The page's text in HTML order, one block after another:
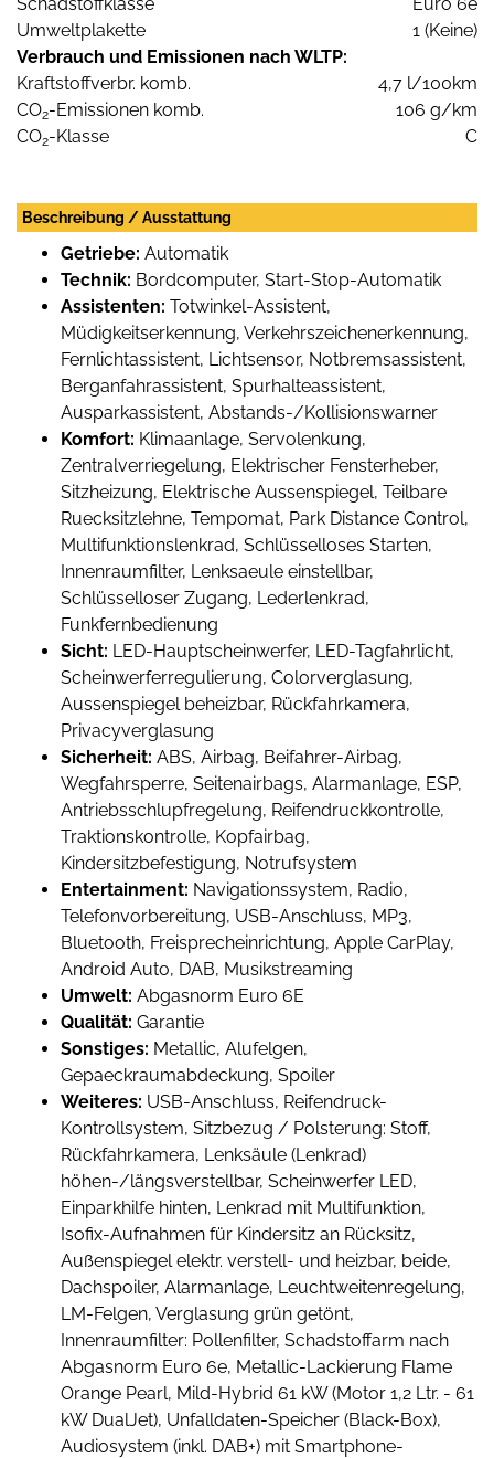
Umweltplakette
1 (Keine)
Verbrauch und Emissionen nach WLTP:
Kraftstoffverbr. komb.
4,7 l/100km
CO2-Emissionen komb.
106 g/km
CO2-Klasse C
Beschreibung / Ausstattung
Getriebe: Automatik
Technik: Bordcomputer, Start-Stop-Automatik
Assistenten: Totwinkel-Assistent,
Müdigkeitserkennung, Verkehrszeichenerkennung,
Fernlichtassistent, Lichtsensor, Notbremsassistent,
Berganfahrassistent, Spurhalteassistent,
Ausparkassistent, Abstands-/Kollisionswarner
Komfort: Klimaanlage, Servolenkung,
Zentralverriegelung, Elektrischer Fensterheber,
Sitzheizung, Elektrische Aussenspiegel, Teilbare
Ruecksitzlehne, Tempomat, Park Distance Control,
Multifunktionslenkrad, Schlüsselloses Starten,
Innenraumfilter, Lenksaeule einstellbar,
Schlüsselloser Zugang, Lederlenkrad,
Funkfernbedienung
Sicht: LED-Hauptscheinwerfer, LED-Tagfahrlicht,
Scheinwerferregulierung, Colorverglasung,
Aussenspiegel beheizbar, Rückfahrkamera,
Privacyverglasung
Sicherheit: ABS, Airbag, Beifahrer-Airbag,
Wegfahrsperre, Seitenairbags, Alarmanlage, ESP,
Antriebsschlupfregelung, Reifendruckkontrolle,
Traktionskontrolle, Kopfairbag,
Kindersitzbefestigung, Notrufsystem
Entertainment: Navigationssystem, Radio,
Telefonvorbereitung, USB-Anschluss, MP3,
Bluetooth, Freisprecheinrichtung, Apple CarPlay,
Android Auto, DAB, Musikstreaming
Umwelt: Abgasnorm Euro 6E
Qualität: Garantie
Sonstiges: Metallic, Alufelgen,
Gepaeckraumabdeckung, Spoiler
Weiteres: USB-Anschluss, Reifendruck-
Kontrollsystem, Sitzbezug / Polsterung: Stoff,
Rückfahrkamera, Lenksäule (Lenkrad)
höhen-/längsverstellbar, Scheinwerfer LED,
Einparkhilfe hinten, Lenkrad mit Multifunktion,
Isofix-Aufnahmen für Kindersitz an Rücksitz,
Außenspiegel elektr. verstell- und heizbar, beide,
Dachspoiler, Alarmanlage, Leuchtweitenregelung,
LM-Felgen, Verglasung grün getönt,
Innenraumfilter: Pollenfilter, Schadstoffarm nach
Abgasnorm Euro 6e, Metallic-Lackierung Flame
Orange Pearl, Mild-Hybrid 61 kW (Motor 1,2 Ltr. - 61
kW DualJet), Unfalldaten-Speicher (Black-Box),
Audiosystem (inkl. DAB+) mit Smartphone-